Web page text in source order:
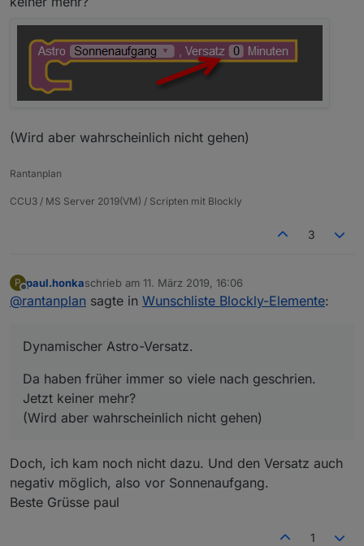
(Wird aber wahrscheinlich nicht gehen)
Rantanplan
CCU3 / MS Server 2019(VM) / Scripten mit Blockly
3
P
Offline
paul.honkaschrieb am 11. März 2019, 16:06
zuletzt editiert von
@rantanplan sagte in Wunschliste Blockly-Elemente:
Dynamischer Astro-Versatz.
Da haben früher immer so viele nach geschrien.
Jetzt keiner mehr?
(Wird aber wahrscheinlich nicht gehen)
Doch, ich kam noch nicht dazu. Und den Versatz auch
negativ möglich, also vor Sonnenaufgang.
Beste Grüsse paul
1